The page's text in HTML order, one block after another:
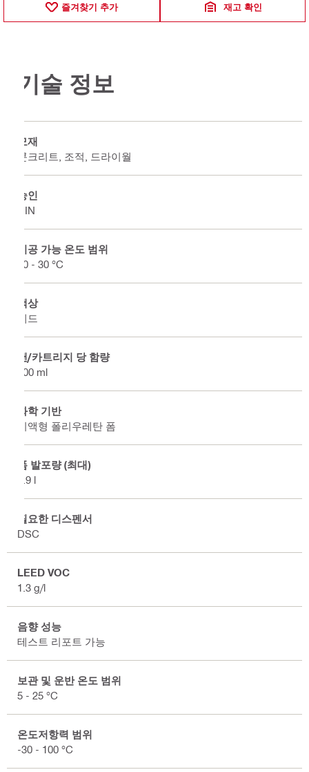
즐겨찾기 추가 재고 확인
기술 정보
모재
콘크리트, 조적, 드라이월
승인
DIN
시공 가능 온도 범위
10 - 30 °C
색상
레드
캔/카트리지 당 함량
300 ml
화학 기반
이액형 폴리우레탄 폼
폼 발포량 (최대)
1.9 l
필요한 디스펜서
DSC
LEED VOC
1.3 g/l
음향 성능
테스트 리포트 가능
보관 및 운반 온도 범위
5 - 25 °C
온도저항력 범위
-30 - 100 °C